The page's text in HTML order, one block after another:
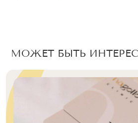
МОЖЕТ БЫТЬ